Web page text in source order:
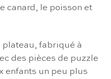
canard, le poisson et
plateau, fabriqué à
des pièces de puzzle
enfants un peu plus